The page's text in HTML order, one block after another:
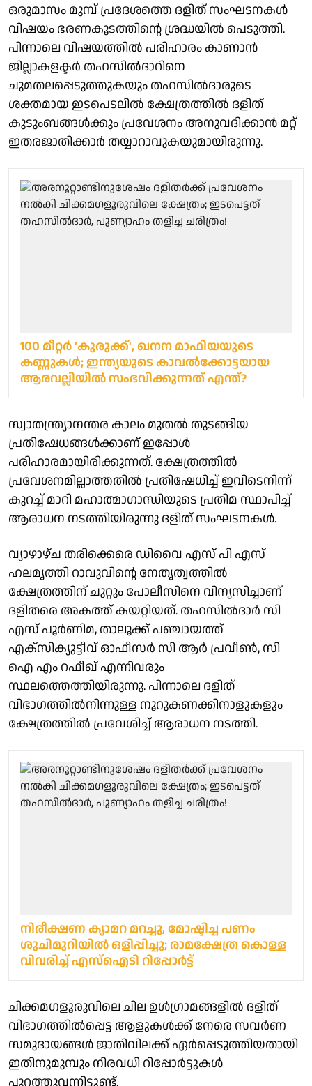
ഒരുമാസം മുമ്പ് പ്രദേശത്തെ ദളിത് സംഘടനകൾ
വിഷയം ഭരണകൂടത്തിന്റെ ശ്രദ്ധയിൽ പെടുത്തി.
പിന്നാലെ വിഷയത്തിൽ പരിഹാരം കാണാൻ
ജില്ലാകളക്ടർ തഹസിൽദാറിനെ
ചുമതലപ്പെടുത്തുകയും തഹസിൽദാരുടെ
ശക്തമായ ഇടപെടലിൽ ക്ഷേത്രത്തിൽ ദളിത്
കുടുംബങ്ങൾക്കും പ്രവേശനം അനുവദിക്കാൻ മറ്റ്
ഇതരജാതിക്കാർ തയ്യാറാവുകയുമായിരുന്നു.
100 മീറ്റര്‍ 'കുരുക്ക്', ഖനന മാഫിയയുടെ
കണ്ണുകള്‍; ഇന്ത്യയുടെ കാവല്‍ക്കോട്ടയായ
ആരവല്ലിയില്‍ സംഭവിക്കുന്നത് എന്ത്?
സ്വാതന്ത്ര്യാനന്തര കാലം മുതൽ തുടങ്ങിയ
പ്രതിഷേധങ്ങൾക്കാണ് ഇപ്പോൾ
പരിഹാരമായിരിക്കുന്നത്. ക്ഷേത്രത്തിൽ
പ്രവേശനമില്ലാത്തതിൽ പ്രതിഷേധിച്ച് ഇവിടെനിന്ന്
കുറച്ച് മാറി മഹാത്മാഗാന്ധിയുടെ പ്രതിമ സ്ഥാപിച്ച്
ആരാധന നടത്തിയിരുന്നു ദളിത് സംഘടനകൾ.
വ്യാഴാഴ്ച തരിക്കെരെ ഡിവൈ എസ് പി എസ്
ഹലമൃത്തി റാവുവിന്റെ നേതൃത്വത്തിൽ
ക്ഷേത്രത്തിന് ചുറ്റും പോലീസിനെ വിന്യസിച്ചാണ്
ദളിതരെ അകത്ത് കയറ്റിയത്. തഹസിൽദാർ സി
എസ് പൂർണിമ, താലൂക്ക് പഞ്ചായത്ത്
എക്സിക്യുട്ടീവ് ഓഫീസർ സി ആർ പ്രവീൺ, സി
ഐ എം റഫീഖ് എന്നിവരും
സ്ഥലത്തെത്തിയിരുന്നു. പിന്നാലെ ദളിത്
വിഭാഗത്തിൽനിന്നുള്ള നൂറുകണക്കിനാളുകളും
ക്ഷേത്രത്തിൽ പ്രവേശിച്ച് ആരാധന നടത്തി.
നിരീക്ഷണ ക്യാമറ മറച്ചു, മോഷ്ടിച്ച പണം
ശുചിമുറിയില്‍ ഒളിപ്പിച്ചു; രാമക്ഷേത്ര കൊള്ള
വിവരിച്ച് എസ്ഐടി റിപ്പോര്‍ട്ട്
ചിക്കമഗളൂരുവിലെ ചില ഉൾഗ്രാമങ്ങളിൽ ദളിത്
വിഭാഗത്തിൽപ്പെട്ട ആളുകൾക്ക് നേരെ സവർണ
സമുദായങ്ങൾ ജാതിവിലക്ക് ഏർപ്പെടുത്തിയതായി
ഇതിനുമുമ്പും നിരവധി റിപ്പോർട്ടുകൾ
പുറത്തുവന്നിട്ടുണ്ട്.